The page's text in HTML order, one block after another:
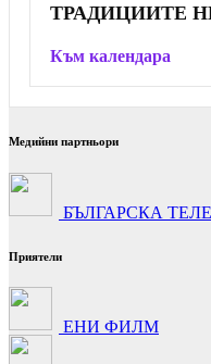
ТРАДИЦИИТЕ
Към календара
Медийни партньори
БЪЛГАРСКА
Приятели
ЕНИ ФИЛМ